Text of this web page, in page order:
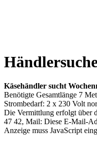
Käsehändler sucht
Benötigte Gesamtlänge 7
Strombedarf: 2 x 230 Volt
Die Vermittlung erfolgt über
47 42, Mail: Diese E-Mail-
Anzeige muss JavaScript